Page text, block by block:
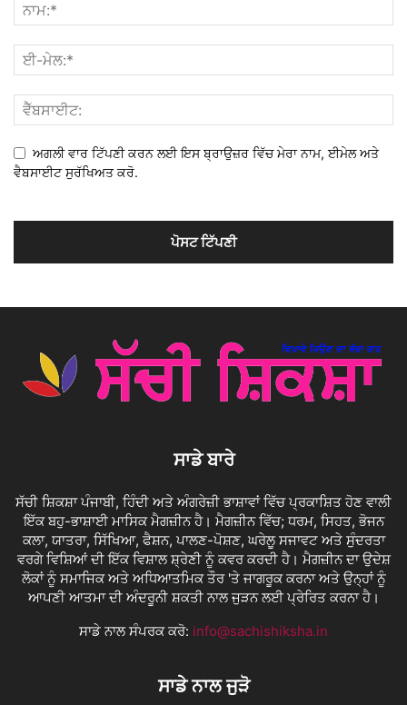
ਅਗਲੀ ਵਾਰ ਟਿੱਪਣੀ ਕਰਨ ਲਈ ਇਸ ਬ੍ਰਾਉਜ਼ਰ ਵਿੱਚ ਮੇਰਾ ਨਾਮ, ਈਮੇਲ ਅਤੇ
ਵੈਬਸਾਈਟ ਸੁਰੱਖਿਅਤ ਕਰੋ.
ਸਾਡੇ ਬਾਰੇ
ਸੱਚੀ ਸ਼ਿਕਸ਼ਾ ਪੰਜਾਬੀ, ਹਿੰਦੀ ਅਤੇ ਅੰਗਰੇਜ਼ੀ ਭਾਸ਼ਾਵਾਂ ਵਿੱਚ ਪ੍ਰਕਾਸ਼ਿਤ ਹੋਣ ਵਾਲੀ
ਇੱਕ ਬਹੁ-ਭਾਸ਼ਾਈ ਮਾਸਿਕ ਮੈਗਜ਼ੀਨ ਹੈ। ਮੈਗਜ਼ੀਨ ਵਿੱਚ; ਧਰਮ, ਸਿਹਤ, ਭੋਜਨ
ਕਲਾ, ਯਾਤਰਾ, ਸਿੱਖਿਆ, ਫੈਸ਼ਨ, ਪਾਲਣ-ਪੋਸ਼ਣ, ਘਰੇਲੂ ਸਜਾਵਟ ਅਤੇ ਸੁੰਦਰਤਾ
ਵਰਗੇ ਵਿਸ਼ਿਆਂ ਦੀ ਇੱਕ ਵਿਸ਼ਾਲ ਸ਼੍ਰੇਣੀ ਨੂੰ ਕਵਰ ਕਰਦੀ ਹੈ। ਮੈਗਜ਼ੀਨ ਦਾ ਉਦੇਸ਼
ਲੋਕਾਂ ਨੂੰ ਸਮਾਜਿਕ ਅਤੇ ਅਧਿਆਤਮਿਕ ਤੌਰ 'ਤੇ ਜਾਗਰੂਕ ਕਰਨਾ ਅਤੇ ਉਨ੍ਹਾਂ ਨੂੰ
ਆਪਣੀ ਆਤਮਾ ਦੀ ਅੰਦਰੂਨੀ ਸ਼ਕਤੀ ਨਾਲ ਜੁੜਨ ਲਈ ਪ੍ਰੇਰਿਤ ਕਰਨਾ ਹੈ।
ਸਾਡੇ ਨਾਲ ਸੰਪਰਕ ਕਰੋ: info@sachishiksha.in
ਸਾਡੇ ਨਾਲ ਜੁੜੋ